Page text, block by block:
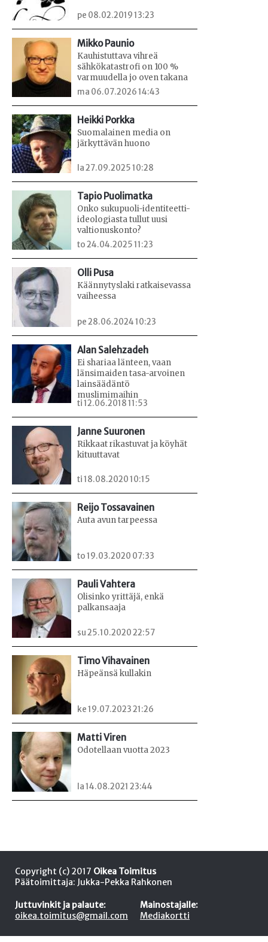
pe 08.02.2019 13:23
Mikko Paunio
Kauhistuttava vihreä
sähkökatastrofi on 100 %
varmuudella jo oven takana
ma 06.07.2026 14:43
Heikki Porkka
Suomalainen media on
järkyttävän huono
la 27.09.2025 10:28
Tapio Puolimatka
Onko sukupuoli-identiteetti-
ideologiasta tullut uusi
valtionuskonto?
to 24.04.2025 11:23
Olli Pusa
Käännytyslaki ratkaisevassa
vaiheessa
pe 28.06.2024 10:23
Alan Salehzadeh
Ei shariaa länteen, vaan
länsimaiden tasa-arvoinen
lainsäädäntö
muslimimaihin
ti 12.06.2018 11:53
Janne Suuronen
Rikkaat rikastuvat ja köyhät
kituuttavat
ti 18.08.2020 10:15
Reijo Tossavainen
Auta avun tarpeessa
to 19.03.2020 07:33
Pauli Vahtera
Olisinko yrittäjä, enkä
palkansaaja
su 25.10.2020 22:57
Timo Vihavainen
Häpeänsä kullakin
ke 19.07.2023 21:26
Matti Viren
Odotellaan vuotta 2023
la 14.08.2021 23:44
Copyright (c) 2017 Oikea Toimitus
Päätoimittaja: Jukka-Pekka Rahkonen
Juttuvinkit ja palaute:
oikea.toimitus@gmail.com
Mainostajalle:
Mediakortti